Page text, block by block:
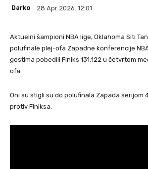
Darko 28 Apr 2026. 12:01
Aktuelni šampioni NBA lige, Oklahoma Siti
polufinale plej-ofa Zapadne konferencije
gostima pobedili Finiks 131:122 u četvrtom
ofa.
Oni su stigli su do polufinala Zapada serijom
protiv Finiksa.